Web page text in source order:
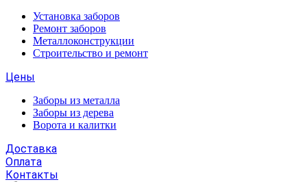
Установка заборов
Ремонт заборов
Металлоконструкции
Строительство и ремонт
Цены
Заборы из металла
Заборы из дерева
Ворота и калитки
Доставка
Оплата
Контакты